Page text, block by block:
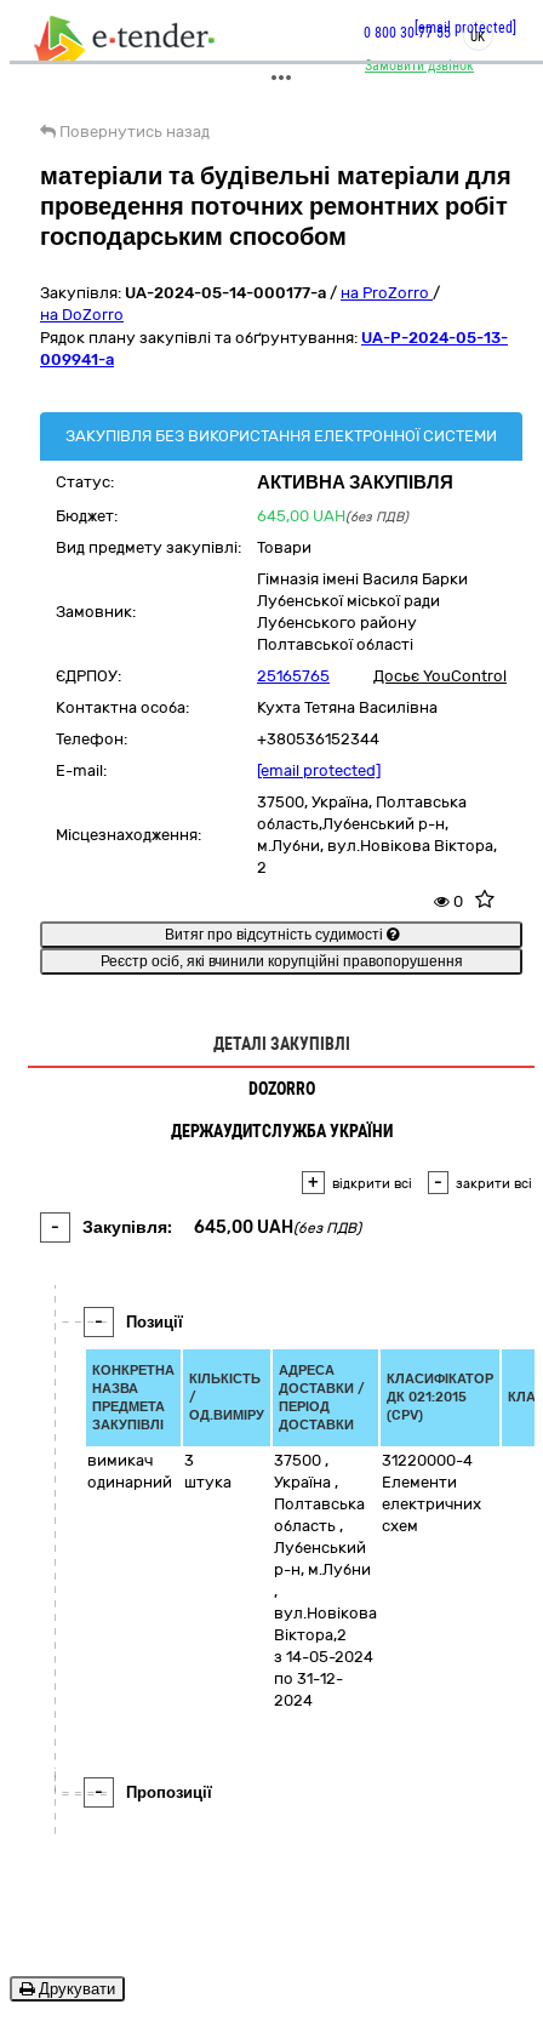
Замовити дзвінок
0 800 30 77 55[email protected]
UK
Повернутись назад
матеріали та будівельні матеріали для
проведення поточних ремонтних робіт
господарським способом
Закупівля: UA-2024-05-14-000177-a / на ProZorro /
на DoZorro
Рядок плану закупівлі та обґрунтування: UA-P-2024-05-13-
009941-a
ЗАКУПІВЛЯ БЕЗ ВИКОРИСТАННЯ ЕЛЕКТРОННОЇ СИСТЕМИ
Статус: АКТИВНА ЗАКУПІВЛЯ
Бюджет: 645,00 UAH(без ПДВ)
Вид предмету закупівлі: Товари
Замовник:
Гімназія імені Василя Барки
Лубенської міської ради
Лубенського району
Полтавської області
ЄДРПОУ:
25165765
Досьє YouControl
Контактна особа:
Кухта Тетяна Василівна
Телефон:
+380536152344
E-mail:
[email protected]
Місцезнаходження:
37500, Україна, Полтавська
область,Лубенський р-н,
м.Лубни, вул.Новікова Віктора,
2
0
Витяг про відсутність судимості
Реєстр осіб, які вчинили корупційні правопорушення
ДЕТАЛІ ЗАКУПІВЛІ
DOZORRO
ДЕРЖАУДИТСЛУЖБА УКРАЇНИ
+ відкрити всі - закрити всі
- Закупівля: 645,00 UAH (без ПДВ)
- Позиції
КОНКРЕТНА
НАЗВА
ПРЕДМЕТА
ЗАКУПІВЛІ
КІЛЬКІСТЬ
/
ОД.ВИМІРУ
АДРЕСА
ДОСТАВКИ /
ПЕРІОД
ДОСТАВКИ
КЛАСИФІКАТОР
ДК 021:2015
(CPV)
вимикач
одинарний
3
штука
37500 ,
Україна ,
Полтавська
область ,
Лубенський
р-н, м.Лубни
,
вул.Новікова
Віктора,2
з 14-05-2024
по 31-12-
2024
31220000-4
Елементи
електричних
схем
- Пропозиції
Друкувати